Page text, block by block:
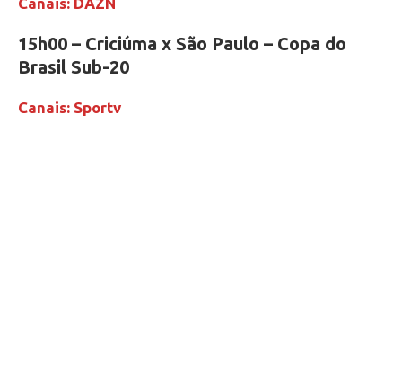
15h00 – Criciúma x São Paulo – Copa do
Brasil Sub-20
Canais: Sportv